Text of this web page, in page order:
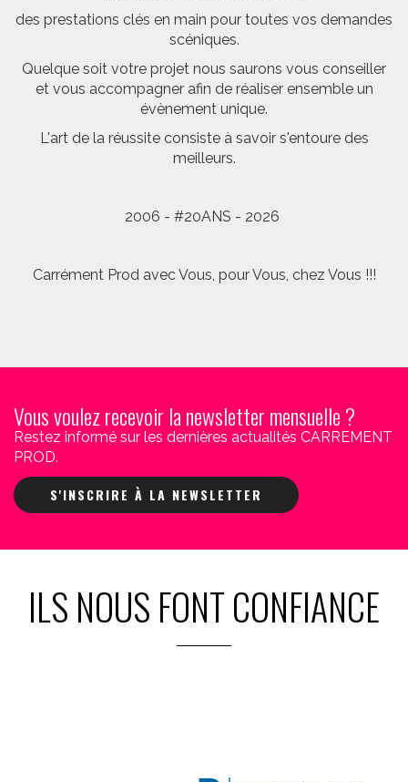
des prestations clés en main pour toutes vos demandes
scéniques.
Quelque soit votre projet nous saurons vous conseiller
et vous accompagner afin de réaliser ensemble un
évènement unique.
L'art de la réussite consiste à savoir s'entoure des
meilleurs.
2006 - #20ANS - 2026
Carrément Prod avec Vous, pour Vous, chez Vous !!!
Vous voulez recevoir la newsletter mensuelle ?
Restez informé sur les dernières actualités CARREMENT
PROD.
S'INSCRIRE À LA NEWSLETTER
ILS NOUS FONT CONFIANCE